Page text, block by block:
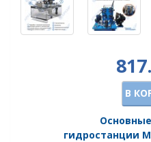
В
гидростанции